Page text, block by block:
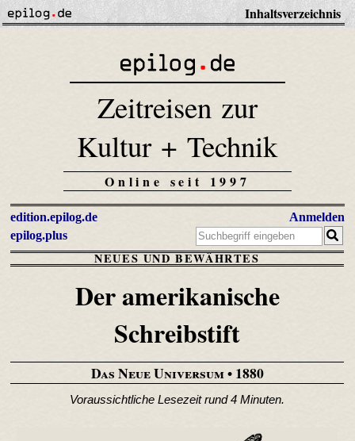
Inhaltsverzeichnis
Zeitreisen zur
Kultur + Technik
Online seit 1997
edition.epilog.de
epilog.plus
Anmelden
NEUES UND BEWÄHRTES
Der amerikanische
Schreibstift
Das Neue Universum• 1880
Voraussichtliche Lesezeit rund 4 Minuten.